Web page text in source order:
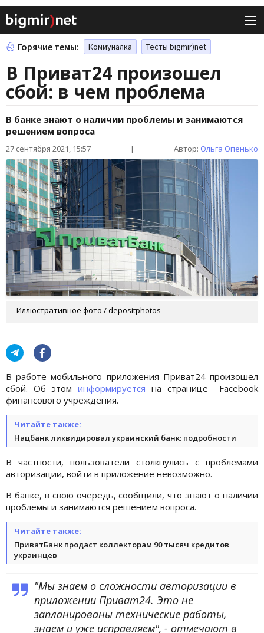
Горячие темы: Коммуналка Тесты bigmir)net
В Приват24 произошел
сбой: в чем проблема
В банке знают о наличии проблемы и занимаются
решением вопроса
27 сентября 2021, 15:57 | Автор: Ольга Опенько
Иллюстративное фото / depositphotos
В работе мобильного приложения Приват24 произошел
сбой. Об этоминформируется на странице Facebook
финансового учреждения.
Читайте также:
Нацбанк ликвидировал украинский банк: подробности
В частности, пользователи столкнулись с проблемами
авторизации, войти в приложение невозможно.
В банке, в свою очередь, сообщили, что знают о наличии
проблемы и занимаются решением вопроса.
Читайте также:
ПриватБанк продаст коллекторам 90 тысяч кредитов
украинцев
"Мы знаем о сложности авторизации в
приложении Приват24. Это не
запланированы технические работы,
знаем и уже исправляем", - отмечают в